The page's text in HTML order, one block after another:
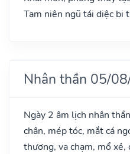
Tam niên ngũ tái diệc bi
Nhân thần 05/
Ngày 2 âm lịch nhân
chân, mép tóc, mắt cá
thương, va chạm, mổ xẻ,